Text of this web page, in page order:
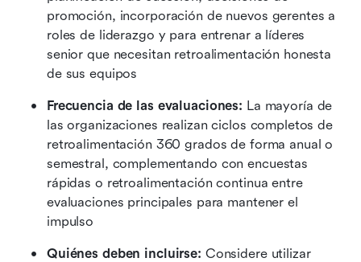
promoción, incorporación de nuevos gerentes a
roles de liderazgo y para entrenar a líderes
senior que necesitan retroalimentación honesta
de sus equipos
Frecuencia de las evaluaciones: La mayoría de
las organizaciones realizan ciclos completos de
retroalimentación 360 grados de forma anual o
semestral, complementando con encuestas
rápidas o retroalimentación continua entre
evaluaciones principales para mantener el
impulso
Quiénes deben incluirse: Considere utilizar